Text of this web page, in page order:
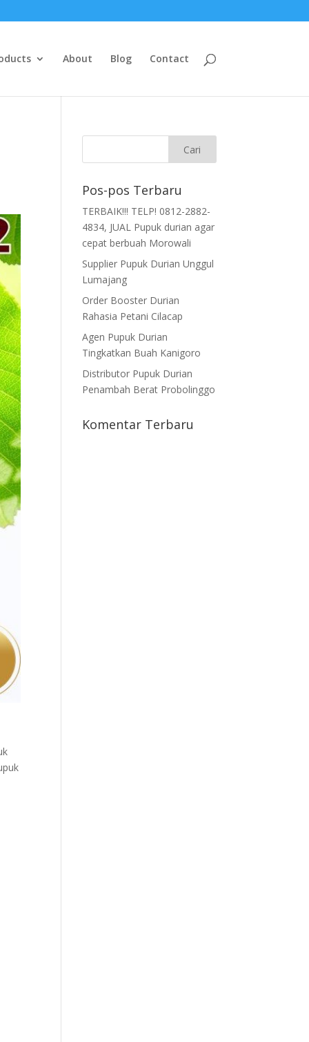
About Blog Contact
Pos-pos Terbaru
TERBAIK!!! TELP! 0812-2882-
4834, JUAL Pupuk durian agar
cepat berbuah Morowali
Supplier Pupuk Durian Unggul
Lumajang
Order Booster Durian
Rahasia Petani Cilacap
Agen Pupuk Durian
Tingkatkan Buah Kanigoro
Distributor Pupuk Durian
Penambah Berat Probolinggo
Komentar Terbaru